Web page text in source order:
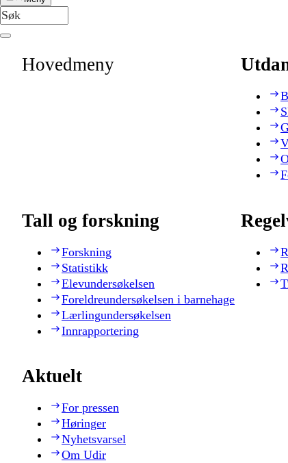
Hovedmeny
Tall og forskning
Forskning
Statistikk
Elevundersøkelsen
Foreldreundersøkelsen i barnehage
Lærlingundersøkelsen
Innrapportering
Aktuelt
For pressen
Høringer
Nyhetsvarsel
Om Udir